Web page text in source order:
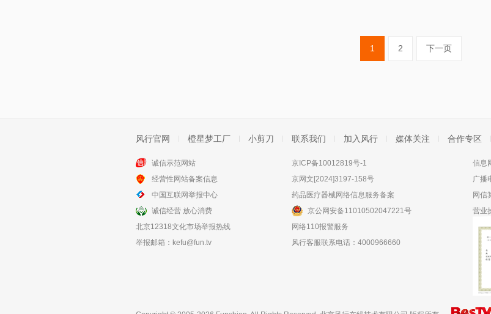
1 2 下一页
风行官网 橙星梦工厂 小剪刀 联系我们 加入风行 媒体关注 合作专区
诚信示范网站
经营性网站备案信息
中国互联网举报中心
诚信经营 放心消费
北京12318文化市场举报热线
举报邮箱： kefu@fun.tv
京ICP备10012819号-1
京网文[2024]3197-158号
药品医疗器械网络信息服务备案
京公网安备11010502047221号
网络110报警服务
风行客服联系电话：4000966660
信息
广播
网信
营业